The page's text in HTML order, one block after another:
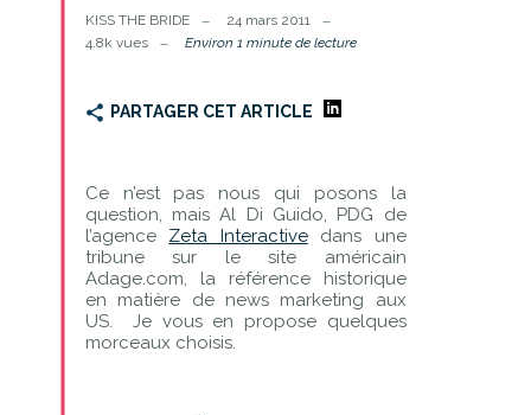
KISS THE BRIDE
24 mars 2011
4.8k vues
Environ 1 minute de lecture
PARTAGER CET ARTICLE
Ce n’est pas nous qui posons la
question, mais Al Di Guido, PDG de
l’agence Zeta Interactivedans une
tribune sur le site américain
Adage.com, la référence historique
en matière de news marketing aux
US. Je vous en propose quelques
morceaux choisis.